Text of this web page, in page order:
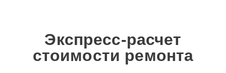
Экспресс-расчет
стоимости ремонта